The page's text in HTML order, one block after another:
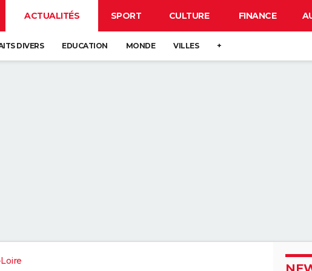
ACTUALITÉS SPORT CULTURE FINANCE
DIVERS EDUCATION MONDE VILLES +